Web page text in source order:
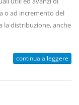
o ad incremento del
la distribuzione, anche
continua a leggere